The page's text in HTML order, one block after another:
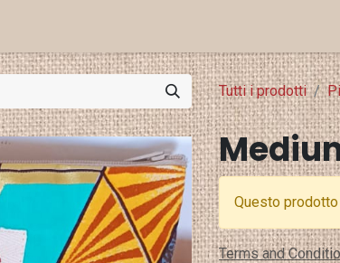
Tutti i prodotti
Questo
Terms and